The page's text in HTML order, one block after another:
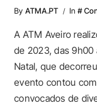
By ATMA.PT In #
A ATM Aveiro
de 2023, das 9h00
Natal, que
evento contou
convocados de